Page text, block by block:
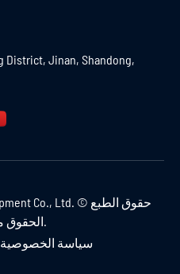
District, Jinan, Shandong,
حقوق الطبع © Co., Ltd.
الحقوق محفوظة.
سياسة الخصوصية